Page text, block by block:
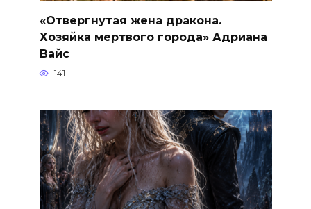
«Отвергнутая жена дракона.
Хозяйка мертвого города» Адриана
Вайс
141